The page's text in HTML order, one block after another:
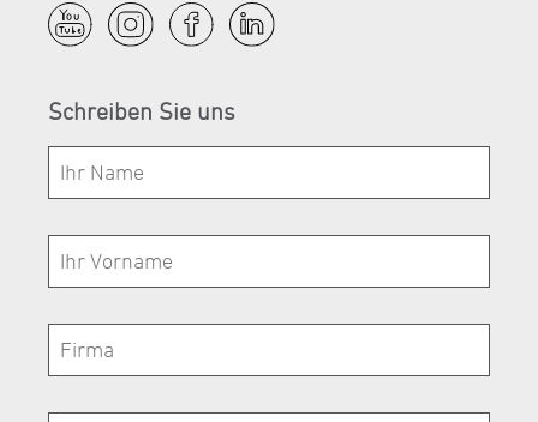
Schreiben Sie uns